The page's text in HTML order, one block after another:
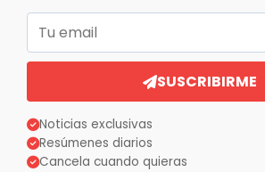
SUSCRIBIRME
Noticias exclusivas
Resúmenes diarios
Cancela cuando quieras